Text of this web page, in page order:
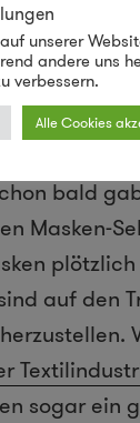
von
noch
bald
Masken-
auf den
sogar
unserer
andere uns
verbessern.
Alle Cookies